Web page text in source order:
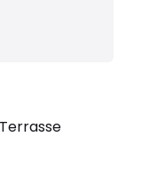
Terrasse